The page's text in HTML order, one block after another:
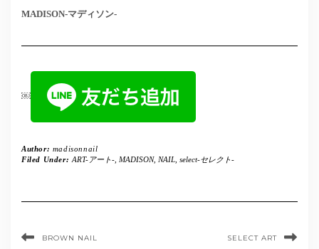
MADISON-マディソン-
￼
Author: madisonnail
Filed Under: ART-アート-, MADISON, NAIL, select-セレクト-
BROWN NAIL SELECT ART